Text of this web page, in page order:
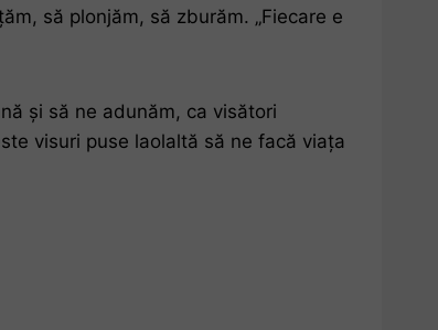
să plonjăm, să zburăm. „Fiecare e
și să ne adunăm, ca visători
visuri puse laolaltă să ne facă viața